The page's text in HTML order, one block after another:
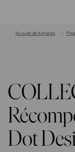
Au sujet de Kinnarps
Dot